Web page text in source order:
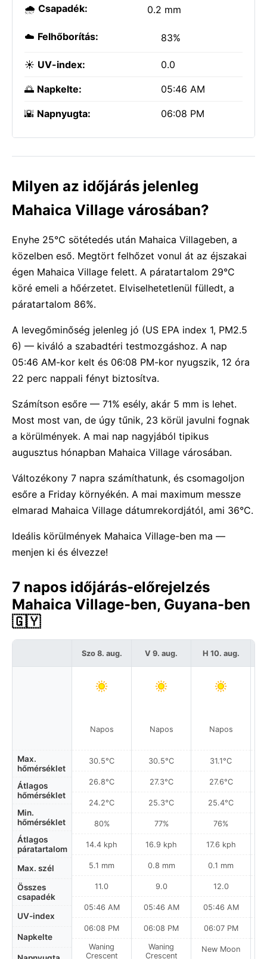
🌧️ Csapadék: 0.2 mm
☁️ Felhőborítás: 83%
☀️ UV-index: 0.0
🌅 Napkelte: 05:46 AM
🌇 Napnyugta: 06:08 PM
Milyen az időjárás jelenleg
Mahaica Village városában?
Enyhe 25°C sötétedés után Mahaica Villageben, a
közelben eső. Megtört felhőzet vonul át az éjszakai
égen Mahaica Village felett. A páratartalom 29°C
köré emeli a hőérzetet. Elviselhetetlenül fülledt, a
páratartalom 86%.
A levegőminőség jelenleg jó (US EPA index 1, PM2.5
6) — kiváló a szabadtéri testmozgáshoz. A nap
05:46 AM-kor kelt és 06:08 PM-kor nyugszik, 12 óra
22 perc nappali fényt biztosítva.
Számítson esőre — 71% esély, akár 5 mm is lehet.
Most most van, de úgy tűnik, 23 körül javulni fognak
a körülmények. A mai nap nagyjából tipikus
augusztus hónapban Mahaica Village városában.
Változékony 7 napra számíthatunk, és csomagoljon
esőre a Friday környékén. A mai maximum messze
elmarad Mahaica Village dátumrekordjától, ami 36°C.
Ideális körülmények Mahaica Village-ben ma —
menjen ki és élvezze!
7 napos időjárás-előrejelzés
Mahaica Village-ben, Guyana-ben
🇬🇾
Max.
hőmérséklet
Átlagos
hőmérséklet
Min.
hőmérséklet
Átlagos
páratartalom
Max. szél
Összes
csapadék
UV-index
Napkelte
Szo 8. aug.
Napos
30.5°C
26.8°C
24.2°C
80%
14.4 kph
5.1 mm
11.0
05:46 AM
06:08 PM
Waning
Crescent
V 9. aug.
Napos
30.5°C
27.3°C
25.3°C
77%
16.9 kph
0.8 mm
9.0
05:46 AM
06:08 PM
Waning
Crescent
H 10. aug.
Napos
31.1°C
27.6°C
25.4°C
76%
17.6 kph
0.1 mm
12.0
05:46 AM
06:07 PM
New Moon